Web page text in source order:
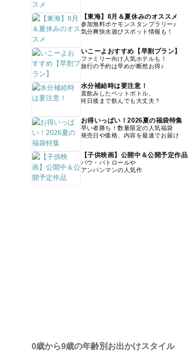
【東海】8月＆夏休みのオススメ
参加無料ポケモンスタンプラリー♪
気分爽快水遊びスポット情報も！
いこーよおすすめ【早割プラン】
ファミリー向け人気ホテルも！
旅行の予約は早めが断然お得♪
水分補給時は要注意！
直飲みしたペットボトル、
何日後まで飲んでも大丈夫？
お得いっぱい！2026夏の福袋特集
早い者勝ち！数量限定の人気福袋
発売日や価格、内容を最速でお届け
【子供映画】公開中＆公開予定作品
パウ・パトロールや
アンパンマンの人気作
0歳から9歳の年齢別お出かけスタイル